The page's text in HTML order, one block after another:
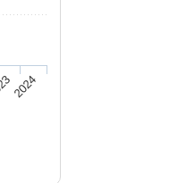
2024